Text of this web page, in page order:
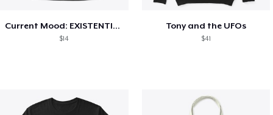
Current Mood: EXISTENTIAL CRISIS
$14
Tony and the UFOs
$41